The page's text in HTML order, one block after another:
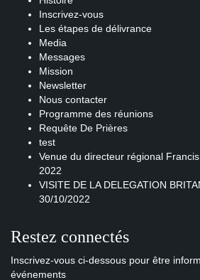
Inscrivez-vous
Les étapes de délivrance
Media
Messages
Mission
Newsletter
Nous contacter
Programme des réunions
Requête De Prières
test
Venue du directeur régional
2022
VISITE DE LA DELEGATION
30/10/2022
Restez connectés
Inscrivez-vous ci-dessous pour être
événements